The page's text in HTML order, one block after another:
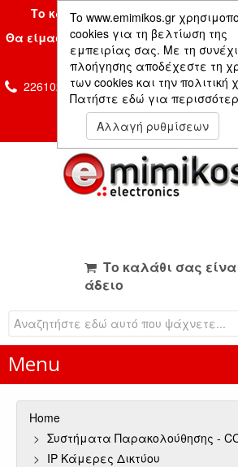
To www.emimikos.gr
cookies για τη βελτίωση της
εμπειρίας σας. Με τη
πλοήγησης αποδέχεστε τη
των cookies και την πολιτική
Πατήστε εδώ για
Αλλαγή ρυθμίσεων
Το κατάστημα μας είναι
Θα είμαστε και πάλι μαζί σας την
Σας ευχόμαστε ένα όμορφο
2261026435 & 2261081666
Μέλους
Το καλάθι σας
άδειο
Menu
Home
Συστήματα Παρακολούθησης -
IP Κάμερες Δικτύου